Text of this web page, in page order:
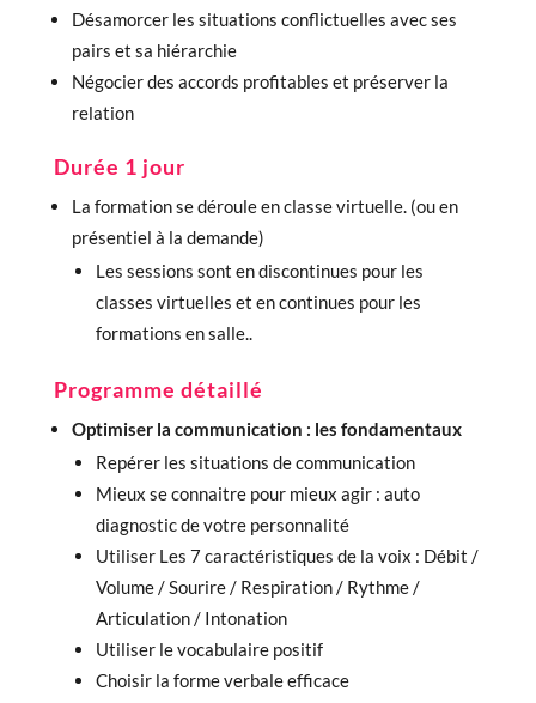
Désamorcer les situations conflictuelles avec ses
pairs et sa hiérarchie
Négocier des accords profitables et préserver la
relation
Durée 1 jour
La formation se déroule en classe virtuelle. (ou en
présentiel à la demande)
Les sessions sont en discontinues pour les
classes virtuelles et en continues pour les
formations en salle..
Programme détaillé
Optimiser la communication : les fondamentaux
Repérer les situations de communication
Mieux se connaitre pour mieux agir : auto
diagnostic de votre personnalité
Utiliser Les 7 caractéristiques de la voix : Débit /
Volume / Sourire / Respiration / Rythme /
Articulation / Intonation
Utiliser le vocabulaire positif
Choisir la forme verbale efficace